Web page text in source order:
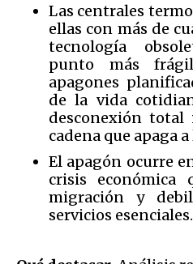
Las centrales
ellas con más de
tecnología
punto más
apagones
de la vida
desconexión
cadena que apaga
El apagón ocurre
crisis económica
migración y
servicios esenciales.